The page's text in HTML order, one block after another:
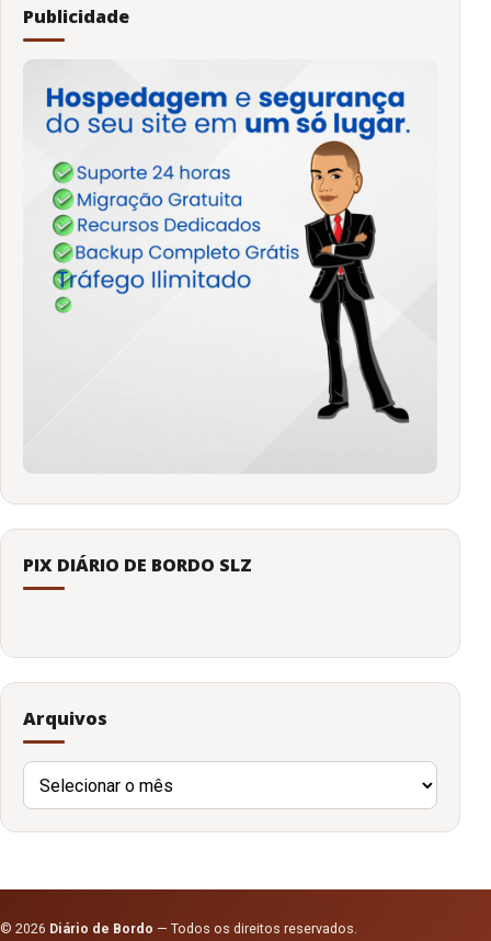
Publicidade
PIX DIÁRIO DE BORDO SLZ
Arquivos
Arquivos
© 2026 Diário de Bordo — Todos os direitos reservados.